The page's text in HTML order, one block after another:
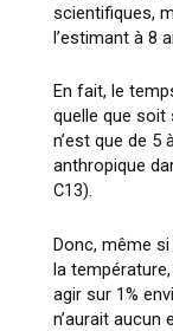
scientifiques,
l’estimant à 8
En fait, le
quelle que soit
n’est que de 5
anthropique
C13).
Donc, même si
la
agir sur 1%
n’aurait aucun